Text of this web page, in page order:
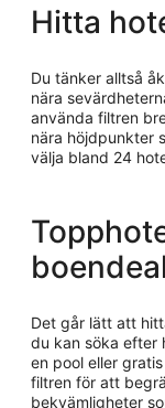
Hitta
Du tänker alltså
nära
använda filtren
nära höjdpunkter
Det går lätt att
du kan söka efter
en pool eller
filtren för att
bekvämligheter